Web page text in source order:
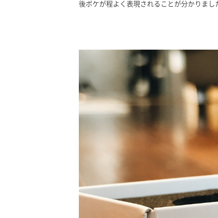
後ボケが程よく表現されることが分かりまし